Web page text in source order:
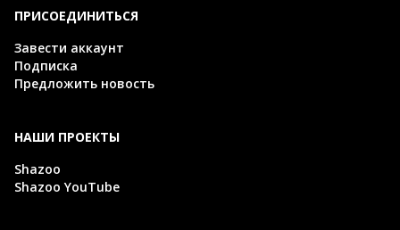
ПРИСОЕДИНИТЬСЯ
Завести аккаунт
Подписка
Предложить новость
НАШИ ПРОЕКТЫ
Shazoo
Shazoo YouTube